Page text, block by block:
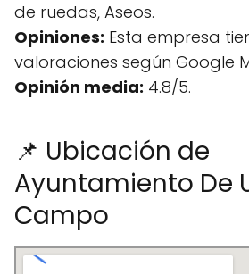
de ruedas, Aseos.
Opiniones: Esta empresa
valoraciones según Google
Opinión media: 4.8/5.
📌 Ubicación de
Ayuntamiento De
Campo